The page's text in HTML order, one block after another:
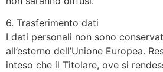
6. Trasferimento dati
I dati personali non sono
all’esterno dell’Unione Europea.
inteso che il Titolare, ove si